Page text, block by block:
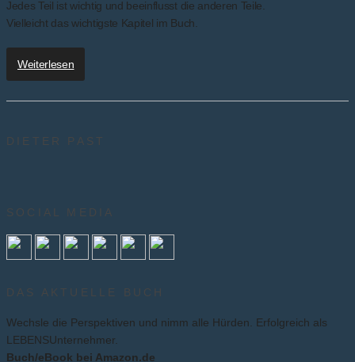
Jedes Teil ist wichtig und beeinflusst die anderen Teile.
Vielleicht das wichtigste Kapitel im Buch.
Weiterlesen
DIETER PAST
SOCIAL MEDIA
DAS AKTUELLE BUCH
Wechsle die Perspektiven und nimm alle Hürden. Erfolgreich als
LEBENSUnternehmer.
Buch/eBook bei Amazon.de